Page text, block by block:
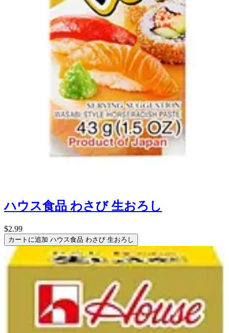
ハウス食品 わさび 生おろし
$2.99
カートに追加 ハウス食品 わさび 生おろし